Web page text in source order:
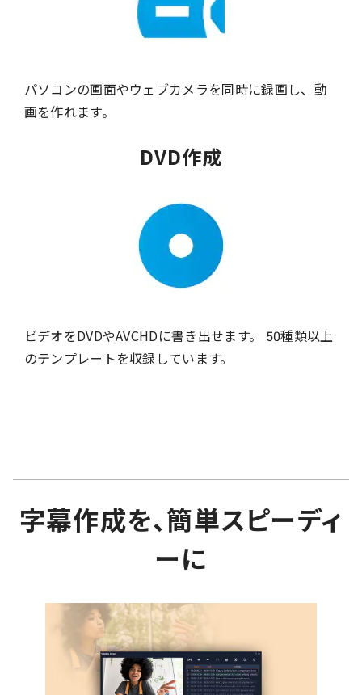
パソコンの画面やウェブカメラを同時に録画し、動
画を作れます。
DVD作成
ビデオをDVDやAVCHDに書き出せます。 50種類以上
のテンプレートを収録しています。
字幕作成を、簡単スピーディ
ーに